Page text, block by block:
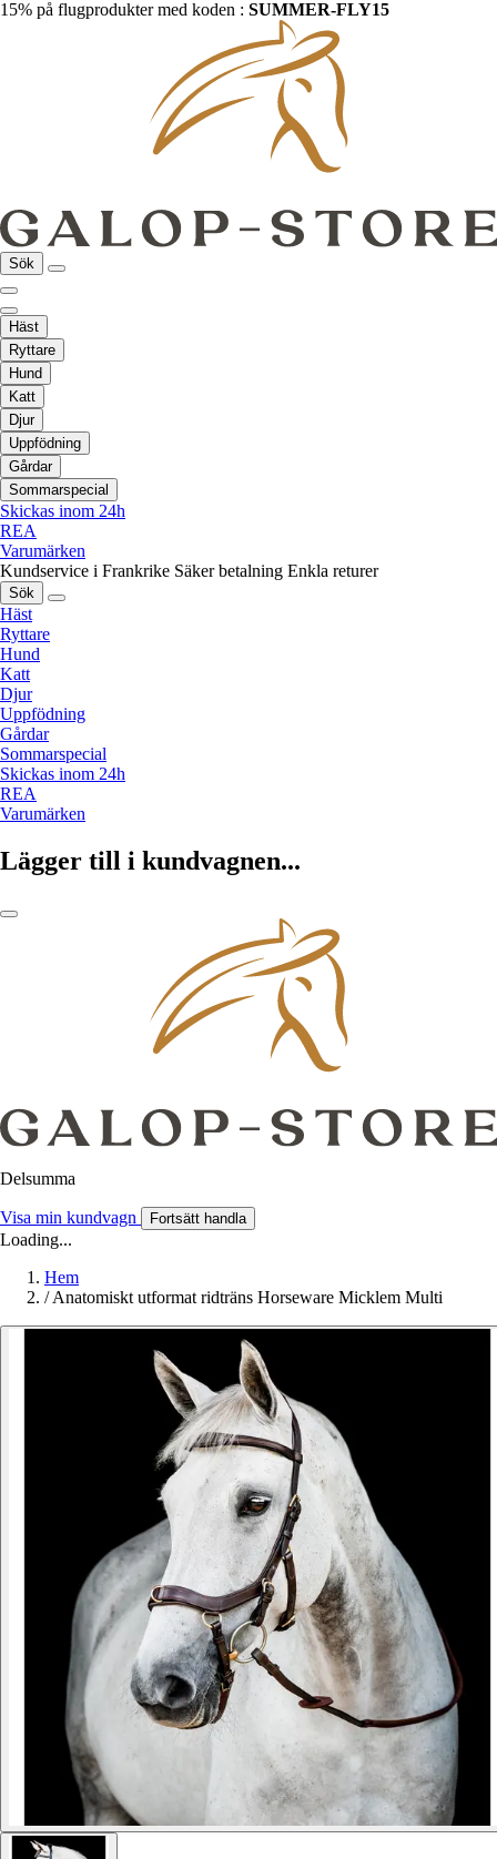
15% på flugprodukter med koden : SUMMER-FLY15
Sök
Häst
Ryttare
Hund
Katt
Djur
Uppfödning
Gårdar
Sommarspecial
Skickas inom 24h
REA
Varumärken
Kundservice i Frankrike Säker betalning Enkla returer
Sök
Häst
Ryttare
Hund
Katt
Djur
Uppfödning
Gårdar
Sommarspecial
Skickas inom 24h
REA
Varumärken
Lägger till i kundvagnen...
Delsumma
Visa min kundvagn Fortsätt handla
Loading...
Hem
/ Anatomiskt utformat ridträns Horseware Micklem Multi